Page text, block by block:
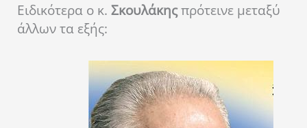
Ειδικότερα ο κ. Σκουλάκηςπρότεινε μεταξύ
άλλων τα εξής: